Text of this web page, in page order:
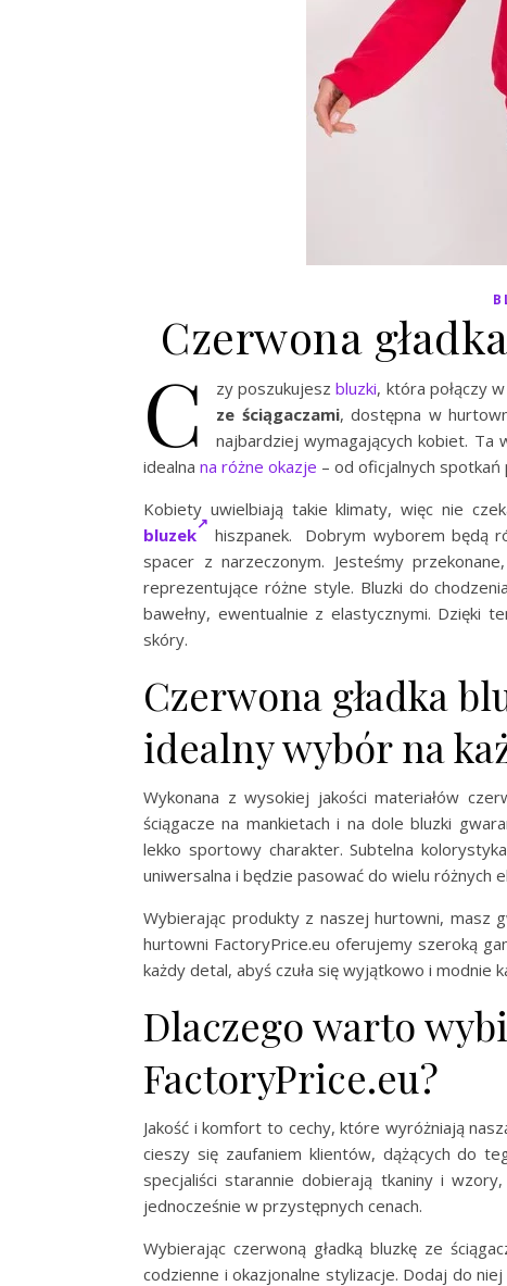
Czerwona
C zy poszukujeszbluzki, która połączy
ze ściągaczami, dostępna w
najbardziej wymagających kobiet. Ta
idealna na różne okazje – od oficjalnych spotkań
Kobiety uwielbiają takie klimaty, więc nie
bluzek
hiszpanek. Dobrym wyborem będą
spacer z narzeczonym. Jesteśmy
reprezentujące różne style. Bluzki do
bawełny, ewentualnie z elastycznymi. Dzięki
skóry.
Czerwona gładka
idealny wybór na
Wykonana z wysokiej jakości materiałów
ściągacze na mankietach i na dole bluzki
lekko sportowy charakter. Subtelna
uniwersalna i będzie pasować do wielu różnych
Wybierając produkty z naszej hurtowni, masz
hurtowni FactoryPrice.eu oferujemy szeroką
każdy detal, abyś czuła się wyjątkowo i modnie
Dlaczego warto
FactoryPrice.eu?
Jakość i komfort to cechy, które wyróżniają
cieszy się zaufaniem klientów, dążących do
specjaliści starannie dobierają tkaniny i
jednocześnie w przystępnych cenach.
Wybierając czerwoną gładką bluzkę ze
codzienne i okazjonalne stylizacje. Dodaj do